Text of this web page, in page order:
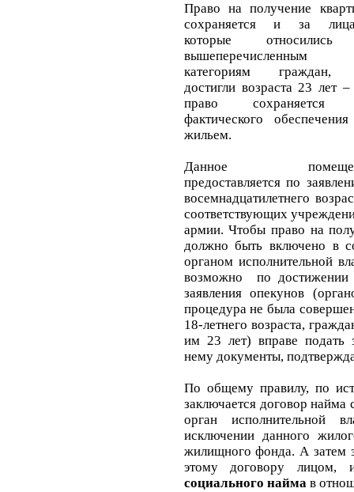
Право на получение
сохраняется и за
которые
вышеперечисленным
категориям граждан,
достигли возраста 23 лет –
право сохраняется
фактического
жильем.
Данное
предоставляется по
восемнадцатилетнего
соответствующих
армии. Чтобы право на
должно быть включено в
органом исполнительной
возможно по достижении
заявления опекунов
процедура не была
18-летнего возраста,
им 23 лет) вправе подать
нему документы,
По общему правилу, по
заключается договор
орган исполнительной
исключении данного
жилищного фонда. А затем
этому договору
социального найма в